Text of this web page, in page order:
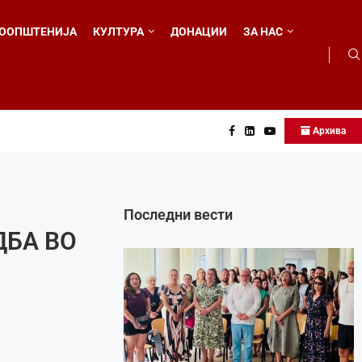
КУЛТУРА ДОНАЦИИ ЗА НАС
Архива
ВО
Последни вести